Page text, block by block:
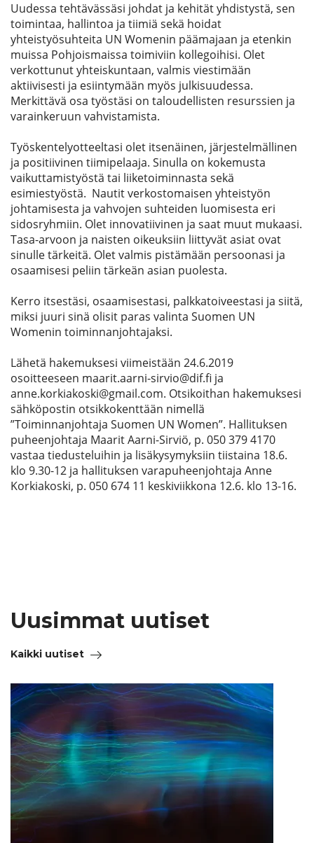
Uudessa tehtävässäsi johdat ja kehität yhdistystä, sen
toimintaa, hallintoa ja tiimiä sekä hoidat
yhteistyösuhteita UN Womenin päämajaan ja etenkin
muissa Pohjoismaissa toimiviin kollegoihisi. Olet
verkottunut yhteiskuntaan, valmis viestimään
aktiivisesti ja esiintymään myös julkisuudessa.
Merkittävä osa työstäsi on taloudellisten resurssien ja
varainkeruun vahvistamista.
Työskentelyotteeltasi olet itsenäinen, järjestelmällinen
ja positiivinen tiimipelaaja. Sinulla on kokemusta
vaikuttamistyöstä tai liiketoiminnasta sekä
esimiestyöstä. Nautit verkostomaisen yhteistyön
johtamisesta ja vahvojen suhteiden luomisesta eri
sidosryhmiin. Olet innovatiivinen ja saat muut mukaasi.
Tasa-arvoon ja naisten oikeuksiin liittyvät asiat ovat
sinulle tärkeitä. Olet valmis pistämään persoonasi ja
osaamisesi peliin tärkeän asian puolesta.
Kerro itsestäsi, osaamisestasi, palkkatoiveestasi ja siitä,
miksi juuri sinä olisit paras valinta Suomen UN
Womenin toiminnanjohtajaksi.
Lähetä hakemuksesi viimeistään 24.6.2019
osoitteeseen maarit.aarni-sirvio@dif.fi ja
anne.korkiakoski@gmail.com. Otsikoithan hakemuksesi
sähköpostin otsikkokenttään nimellä
”Toiminnanjohtaja Suomen UN Women”. Hallituksen
puheenjohtaja Maarit Aarni-Sirviö, p. 050 379 4170
vastaa tiedusteluihin ja lisäkysymyksiin tiistaina 18.6.
klo 9.30-12 ja hallituksen varapuheenjohtaja Anne
Korkiakoski, p. 050 674 11 keskiviikkona 12.6. klo 13-16.
Uusimmat uutiset
Kaikki uutiset